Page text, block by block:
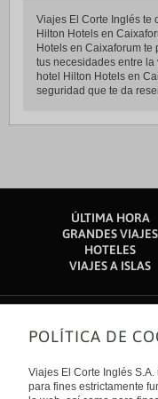
Viajes El Corte Inglés te
Hilton Hotels en
Hotels en Caixaforum
tus necesidades entre
hotel Hilton Hotels en
seguridad que te da
ÚLTIMA HORA
GRANDES VIAJES
HOTELES
VIAJES A ISLAS
Sobre nosotros
Quiénes somos
Financiación
Enlaces de
POLÍTICA DE
Viajes El Corte Inglés
para fines estrictamente